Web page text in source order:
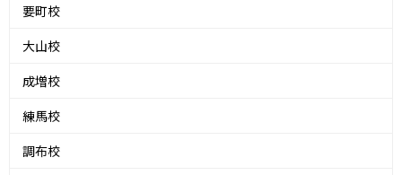
要町校
大山校
成増校
練馬校
調布校